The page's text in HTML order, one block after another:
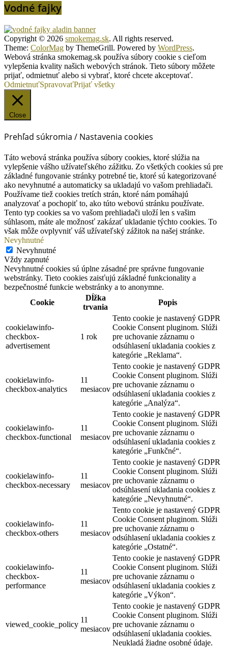
Vodné fajky
Copyright © 2026 smokemag.sk. All rights reserved.
Theme: ColorMag by ThemeGrill. Powered by WordPress.
Webová stránka smokemag.sk používa súbory cookie s cieľom
vylepšenia kvality našich webových stránok. Tieto súbory môžete
prijať, odmietnuť alebo si vybrať, ktoré chcete akceptovať.
OdmietnuťSpravovaťPrijať všetky
Close
Prehľad súkromia / Nastavenia cookies
Táto webová stránka používa súbory cookies, ktoré slúžia na
vylepšenie vášho užívateľského zážitku. Zo všetkých cookies sú pre
základné fungovanie stránky potrebné tie, ktoré sú kategorizované
ako nevyhnutné a automaticky sa ukladajú vo vašom prehliadači.
Používame tiež cookies tretích strán, ktoré nám pomáhajú
analyzovať a pochopiť to, ako túto webovú stránku používate.
Tento typ cookies sa vo vašom prehliadači uloží len s vašim
súhlasom, máte ale možnosť zakázať ukladanie týchto cookies. To
však môže ovplyvniť váš užívateľský zážitok na našej stránke.
Nevyhnutné
Nevyhnutné
Vždy zapnuté
Nevyhnutné cookies sú úplne zásadné pre správne fungovanie
webstránky. Tieto cookies zaisťujú základné funkcionality a
bezpečnostné funkcie webstránky a to anonymne.
Cookie
Dĺžka
trvania
Popis
cookielawinfo-
checkbox-
advertisement
1 rok
Tento cookie je nastavený GDPR
Cookie Consent pluginom. Slúži
pre uchovanie záznamu o
odsúhlasení ukladania cookies z
kategórie „Reklama“.
cookielawinfo-
checkbox-analytics
11
mesiacov
Tento cookie je nastavený GDPR
Cookie Consent pluginom. Slúži
pre uchovanie záznamu o
odsúhlasení ukladania cookies z
kategórie „Analýza“.
cookielawinfo-
checkbox-functional
11
mesiacov
Tento cookie je nastavený GDPR
Cookie Consent pluginom. Slúži
pre uchovanie záznamu o
odsúhlasení ukladania cookies z
kategórie „Funkčné“.
cookielawinfo-
checkbox-necessary
11
mesiacov
Tento cookie je nastavený GDPR
Cookie Consent pluginom. Slúži
pre uchovanie záznamu o
odsúhlasení ukladania cookies z
kategórie „Nevyhnutné“.
cookielawinfo-
checkbox-others
11
mesiacov
Tento cookie je nastavený GDPR
Cookie Consent pluginom. Slúži
pre uchovanie záznamu o
odsúhlasení ukladania cookies z
kategórie „Ostatné“.
cookielawinfo-
checkbox-
performance
11
mesiacov
Tento cookie je nastavený GDPR
Cookie Consent pluginom. Slúži
pre uchovanie záznamu o
odsúhlasení ukladania cookies z
kategórie „Výkon“.
viewed_cookie_policy
11
mesiacov
Tento cookie je nastavený GDPR
Cookie Consent pluginom. Slúži
pre uchovanie záznamu o
odsúhlasení ukladania cookies.
Neukladá žiadne osobné údaje.